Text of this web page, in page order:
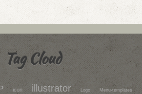
Tag Cloud
icon illustrator Logo Menu-templates